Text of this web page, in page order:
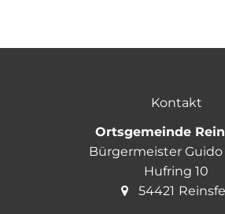
Kontakt
Ortsgemeinde
Bürgermeister Guido
Hufring 10
54421